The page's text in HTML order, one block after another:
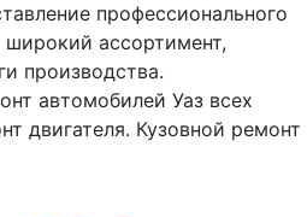
профессионального
ассортимент,
производства.
автомобилей Уаз всех
двигателя. Кузовной ремонт